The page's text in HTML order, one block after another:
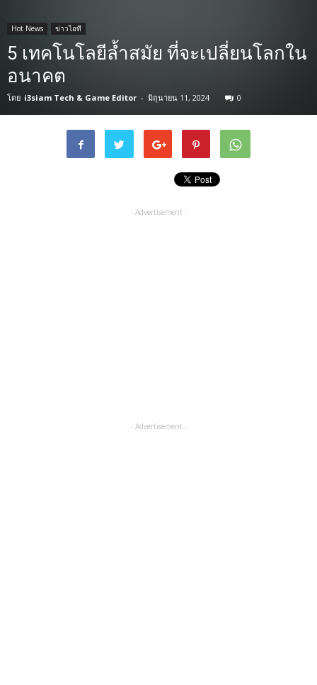
Hot News ข่าวไอที
5 เทคโนโลยีล้ำสมัย ที่จะเปลี่ยนโลกใน
อนาคต
โดย i3siam Tech & Game Editor - มิถุนายน 11, 2024 0
- Advertisement -
- Advertisement -